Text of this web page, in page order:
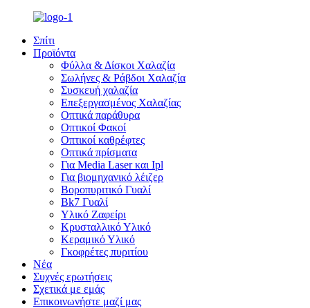
Σπίτι
Προϊόντα
Φύλλα & Δίσκοι Χαλαζία
Σωλήνες & Ράβδοι Χαλαζία
Συσκευή χαλαζία
Επεξεργασμένος Χαλαζίας
Οπτικά παράθυρα
Οπτικοί Φακοί
Οπτικοί καθρέφτες
Οπτικά πρίσματα
Για Media Laser και Ipl
Για βιομηχανικό λέιζερ
Βοροπυριτικό Γυαλί
Bk7 Γυαλί
Υλικό Ζαφείρι
Κρυσταλλικό Υλικό
Κεραμικό Υλικό
Γκοφρέτες πυριτίου
Νέα
Συχνές ερωτήσεις
Σχετικά με εμάς
Επικοινωνήστε μαζί μας